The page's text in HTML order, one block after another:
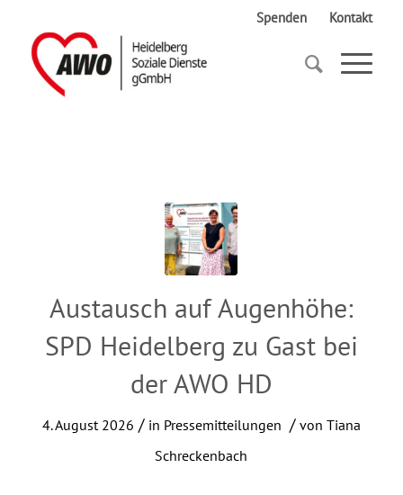
Spenden Kontakt
Startseite Pressemitteilungen
Austausch auf Augenhöhe:
SPD Heidelberg zu Gast bei
der AWO HD
4. August 2026 / in Pressemitteilungen / von Tiana
Schreckenbach